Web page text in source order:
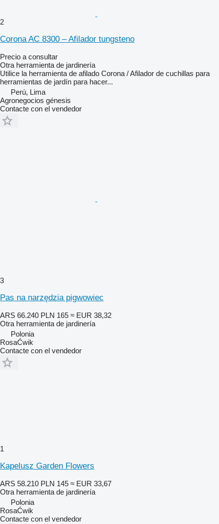
2
Corona AC 8300 – Afilador tungsteno
Precio a consultar
Otra herramienta de jardinería
Utilice la herramienta de afilado Corona / Afilador de cuchillas para
herramientas de jardín para hacer...
Perú, Lima
Agronegocios génesis
Contacte con el vendedor
3
Pas na narzędzia pigwowiec
ARS 66.240 PLN 165 ≈ EUR 38,32
Otra herramienta de jardinería
Polonia
RosaĆwik
Contacte con el vendedor
1
Kapelusz Garden Flowers
ARS 58.210 PLN 145 ≈ EUR 33,67
Otra herramienta de jardinería
Polonia
RosaĆwik
Contacte con el vendedor